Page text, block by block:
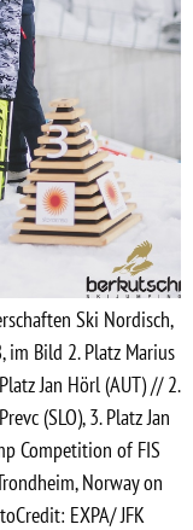
Ski Nordisch,
im Bild 2. Platz Marius
Jan Hörl (AUT) // 2.
(SLO), 3. Platz Jan
Competition of FIS
Norway on
EXPA/ JFK